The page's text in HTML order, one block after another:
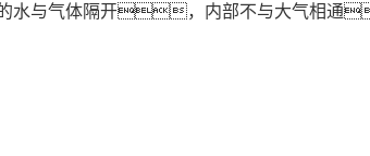
水与气体隔开，内部不与大气相通